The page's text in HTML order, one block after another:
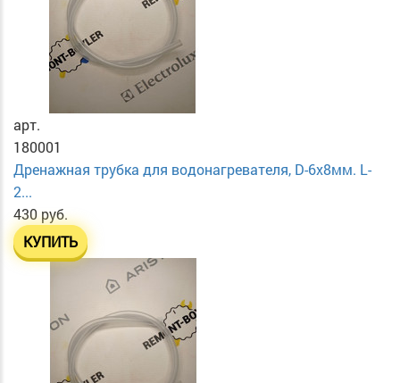
арт.
180001
Дренажная трубка для водонагревателя, D-6х8мм. L-
2...
430 руб.
КУПИТЬ